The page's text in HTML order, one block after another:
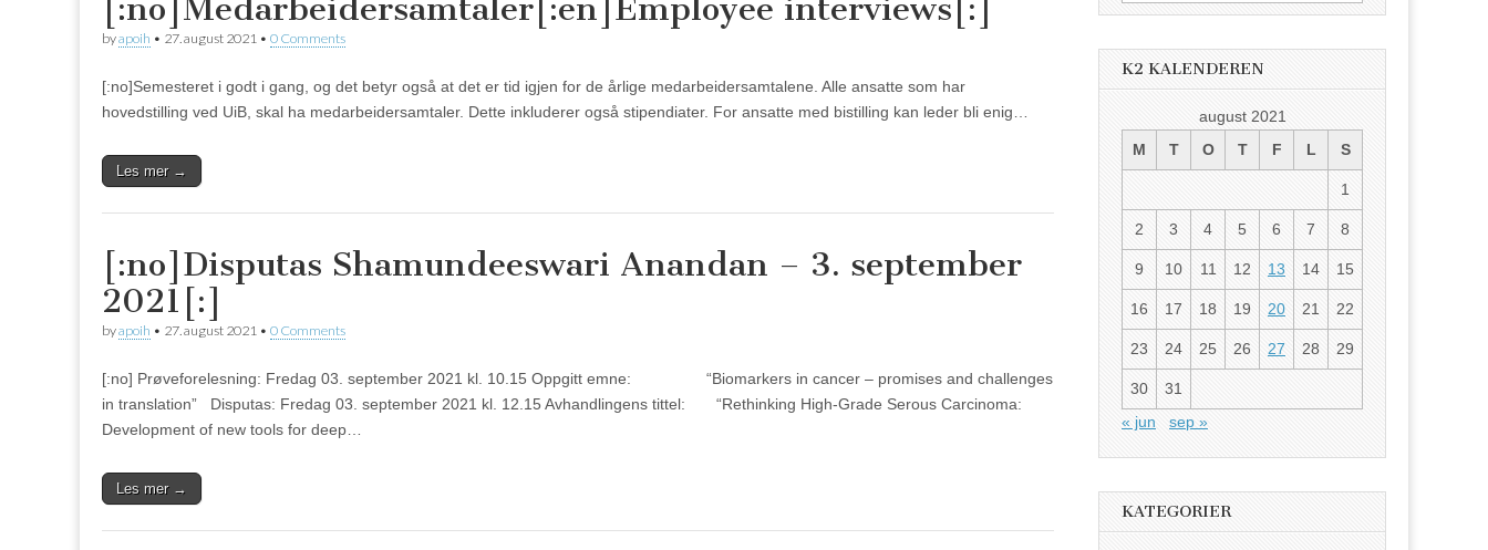
[:no]Medarbeidersamtaler[:en]Employee interviews[:]
byapoih • 27. august 2021 • 0 Comments
[:no]Semesteret i godt i gang, og det betyr også at det er tid igjen for de årlige medarbeidersamtalene. Alle ansatte som har
hovedstilling ved UiB, skal ha medarbeidersamtaler. Dette inkluderer også stipendiater. For ansatte med bistilling kan leder bli enig…
Les mer →
[:no]Disputas Shamundeeswari Anandan – 3. september
2021[:]
byapoih • 27. august 2021 • 0 Comments
[:no] Prøveforelesning: Fredag 03. september 2021 kl. 10.15 Oppgitt emne: “Biomarkers in cancer – promises and challenges
in translation” Disputas: Fredag 03. september 2021 kl. 12.15 Avhandlingens tittel: “Rethinking High-Grade Serous Carcinoma:
Development of new tools for deep…
Les mer →
K2 KALENDEREN
august 2021
M
T O T F L S
1
2 3 4 5 6 7 8
9 10 11 12 13 14 15
16 17 18 19 20 21 22
23 24 25 26 27 28 29
30
31
« jun
sep »
KATEGORIER